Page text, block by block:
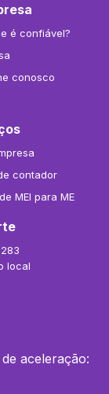
é confiável?
conosco
contador
MEI para ME
local
aceleração: